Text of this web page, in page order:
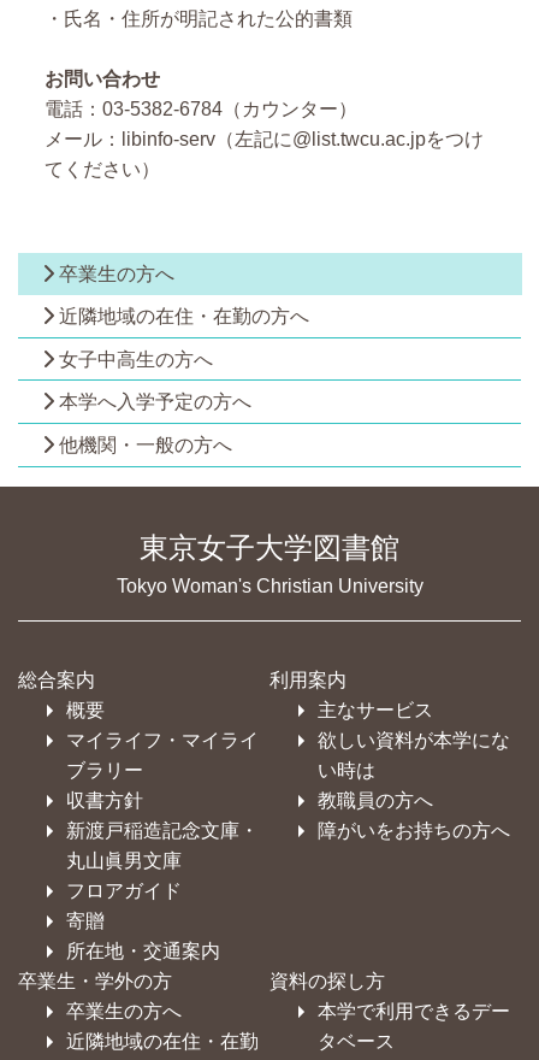
卒業生の方へ
近隣地域の在住・在勤の方へ
女子中高生の方へ
本学へ入学予定の方へ
他機関・一般の方へ
・氏名・住所が明記された公的書類
お問い合わせ
電話：03-5382-6784（カウンター）
メール：libinfo-serv（左記に@list.twcu.ac.jpをつけ
てください）
東京女子大学図書館
Tokyo Woman's Christian University
総合案内
概要
マイライフ・マイライ
ブラリー
収書方針
新渡戸稲造記念文庫・
丸山眞男文庫
フロアガイド
寄贈
所在地・交通案内
利用案内
主なサービス
欲しい資料が本学にな
い時は
教職員の方へ
障がいをお持ちの方へ
卒業生・学外の方
卒業生の方へ
近隣地域の在住・在勤
資料の探し方
本学で利用できるデー
タベース